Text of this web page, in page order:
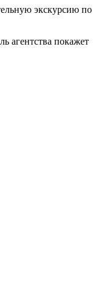
экскурсию по
агентства покажет